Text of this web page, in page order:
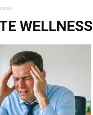
WELLNESS